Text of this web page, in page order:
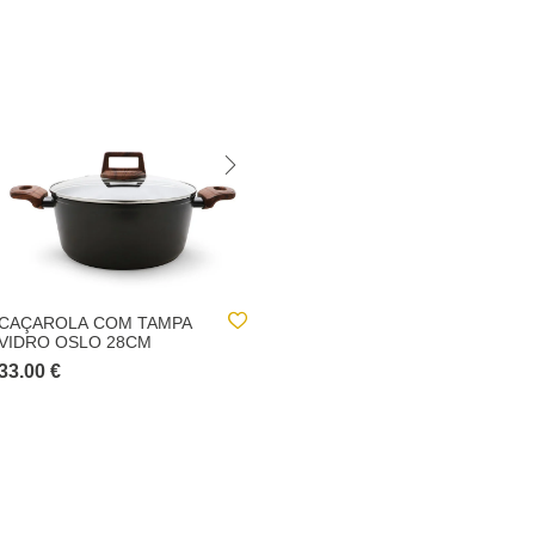
COM TAMPA
OSLO 28CM
€